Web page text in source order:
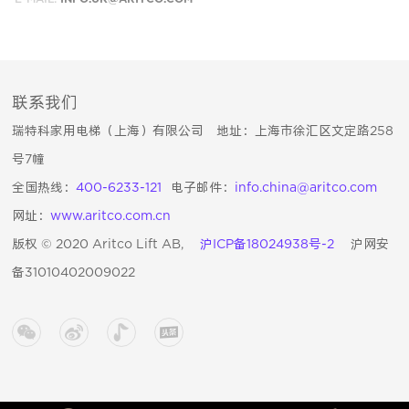
联系我们
瑞特科家用电梯（上海）有限公司 地址：上海市徐汇区文定路258
号7幢
全国热线：400-6233-121 电子邮件： info.china@aritco.com
网址：www.aritco.com.cn
版权 © 2020 Aritco Lift AB,沪ICP备18024938号-2 沪网安
备31010402009022